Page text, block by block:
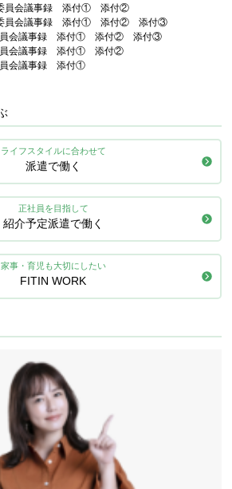
会議事録
添付①
添付②
会議事録
添付① 添付②
添付③
会議事録
添付① 添付②
添付③
会議事録
添付①
添付②
会議事録
添付①
ライフスタイルに合わせて
派遣で働く
正社員を目指して
紹介予定派遣で働く
家事・育児も大切にしたい
FITIN WORK